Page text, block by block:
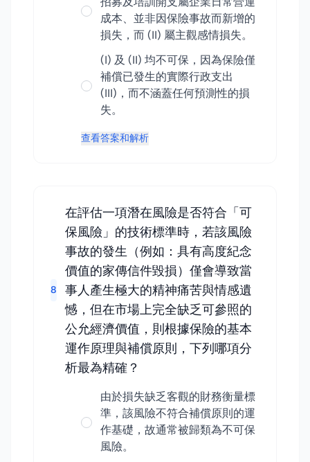
成本、並非因保險事故而新增的
損失，而 (II) 屬主觀感情損失。
(I) 及 (II) 均不可保，因為保險僅
補償已發生的實際行政支出
(III)，而不涵蓋任何預測性的損
失。
查看答案和解析
8
在評估一項潛在風險是否符合「可
保風險」的技術標準時，若該風險
事故的發生（例如：具有高度紀念
價值的家傳信件毀損）僅會導致當
事人產生極大的精神痛苦與情感遺
憾，但在市場上完全缺乏可參照的
公允經濟價值，則根據保險的基本
運作原理與補償原則，下列哪項分
析最為精確？
由於損失缺乏客觀的財務衡量標
準，該風險不符合補償原則的運
作基礎，故通常被歸類為不可保
風險。